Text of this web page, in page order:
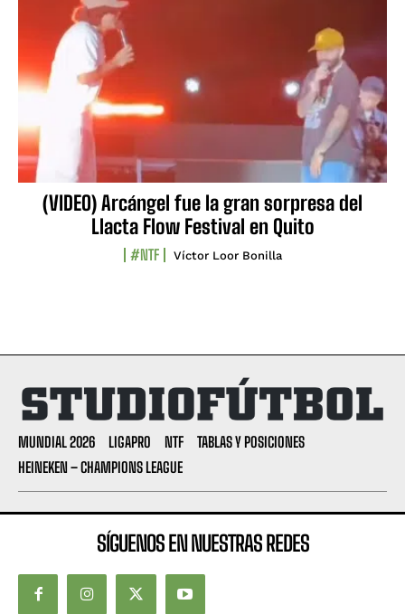
(VIDEO) Arcángel fue la gran sorpresa del
Llacta Flow Festival en Quito
#NTF Víctor Loor Bonilla
MUNDIAL 2026 LIGAPRO NTF
TABLAS Y POSICIONES
HEINEKEN – CHAMPIONS LEAGUE
SÍGUENOS EN NUESTRAS REDES